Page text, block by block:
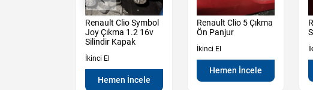
Renault Clio Symbol
Joy Çıkma 1.2 16v
Silindir Kapak
İkinci El
Hemen İncele
Renault Clio 5 Çıkma
Ön Panjur
İkinci El
Hemen İncele